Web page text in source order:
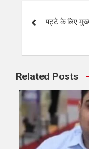
पट्टे के लिए
Related Posts